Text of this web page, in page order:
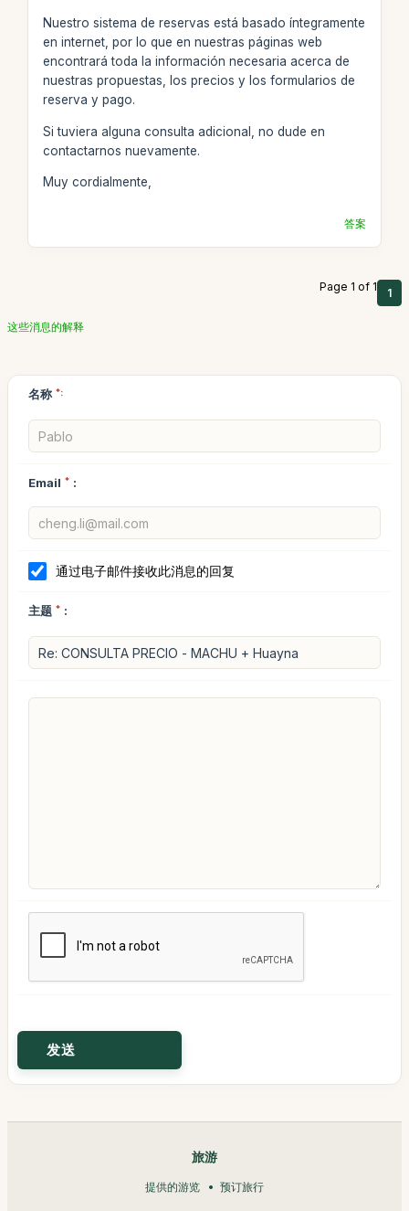
Nuestro sistema de reservas está basado íntegramente
en internet, por lo que en nuestras páginas web
encontrará toda la información necesaria acerca de
nuestras propuestas, los precios y los formularios de
reserva y pago.
Si tuviera alguna consulta adicional, no dude en
contactarnos nuevamente.
Muy cordialmente,
答案
Page 1 of 1 1
这些消息的解释
名称 *:
Email * :
通过电子邮件接收此消息的回复
主题 * :
旅游
提供的游览 预订旅行